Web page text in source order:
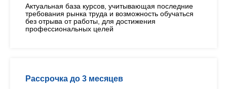
Актуальная база курсов, учитывающая последние
требования рынка труда и возможность обучаться
без отрыва от работы, для достижения
профессиональных целей
Рассрочка до 3 месяцев